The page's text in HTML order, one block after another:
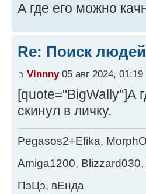
А где его можно
Re: Поиск людей
Vinnny05 авг 2024, 01:19
[quote="BigWally"]А
скинул в личку.
Pegasos2+Efika,
Amiga1200, Blizzard030,
ПэЦэ, вЕнда